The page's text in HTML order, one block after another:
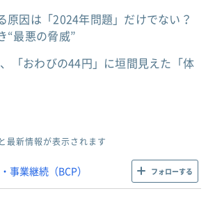
原因は「2024年問題」だけでない？
“最悪の脅威”
「おわびの44円」に垣間見えた「体
最新情報が表示されます
事業継続（BCP） フォローする